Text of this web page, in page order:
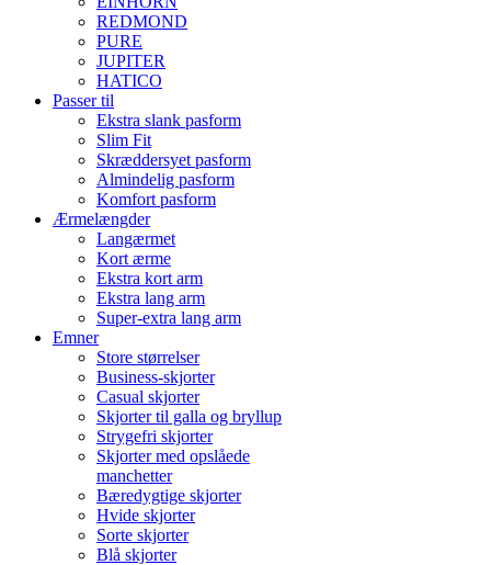
REDMOND
PURE
JUPITER
HATICO
Passer til
Ekstra slank pasform
Slim Fit
Skræddersyet pasform
Almindelig pasform
Komfort pasform
Ærmelængder
Langærmet
Kort ærme
Ekstra kort arm
Ekstra lang arm
Super-extra lang arm
Emner
Store størrelser
Business-skjorter
Casual skjorter
Skjorter til galla og bryllup
Strygefri skjorter
Skjorter med opslåede
manchetter
Bæredygtige skjorter
Hvide skjorter
Sorte skjorter
Blå skjorter